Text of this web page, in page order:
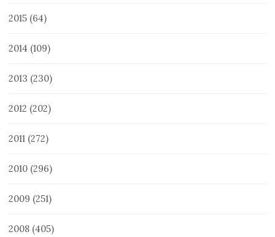
2015 (64)
2014 (109)
2013 (230)
2012 (202)
2011 (272)
2010 (296)
2009 (251)
2008 (405)